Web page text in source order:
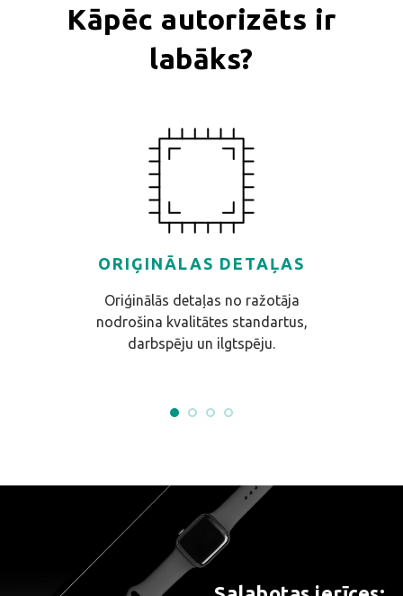
Kāpēc autorizēts ir
labāks?
ORIĢINĀLAS DETAĻAS
Oriģinālās detaļas no ražotāja
nodrošina kvalitātes standartus,
darbspēju un ilgtspēju.